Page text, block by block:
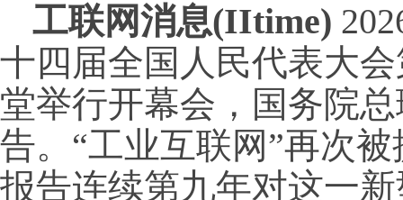
工联网消息(IItime)
十四届全国人民代表大
堂举行开幕会，国务院
告。“工业互联网”再次
报告连续第九年对这一